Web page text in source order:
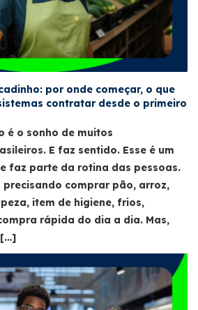
por onde começar, o que
contratar desde o primeiro
é o sonho de muitos
E faz sentido. Esse é um
faz parte da rotina das pessoas.
precisando comprar pão, arroz,
item de higiene, frios,
rápida do dia a dia. Mas,
[…]